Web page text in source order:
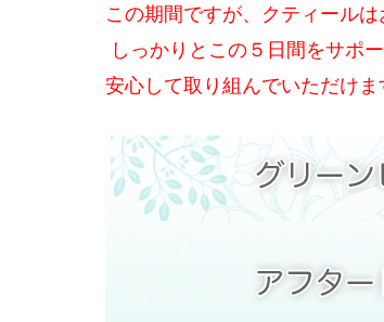
この期間ですが、クティールは
しっかりとこの５日間をサポ
安心して取り組んでいただけま